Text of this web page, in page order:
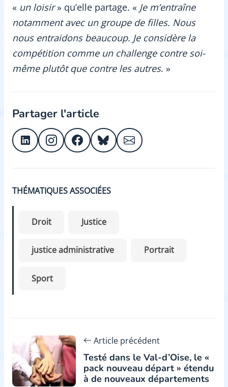
« un loisir» qu’elle partage. « Je m’entraîne
notamment avec un groupe de filles. Nous
nous entraidons beaucoup. Je considère la
compétition comme un challenge contre soi-
même plutôt que contre les autres. »
Partager l'article
THÉMATIQUES ASSOCIÉES
Droit Justice
justice administrative Portrait
Sport
Article précédent
Testé dans le Val-d’Oise, le «
pack nouveau départ » étendu
à de nouveaux départements